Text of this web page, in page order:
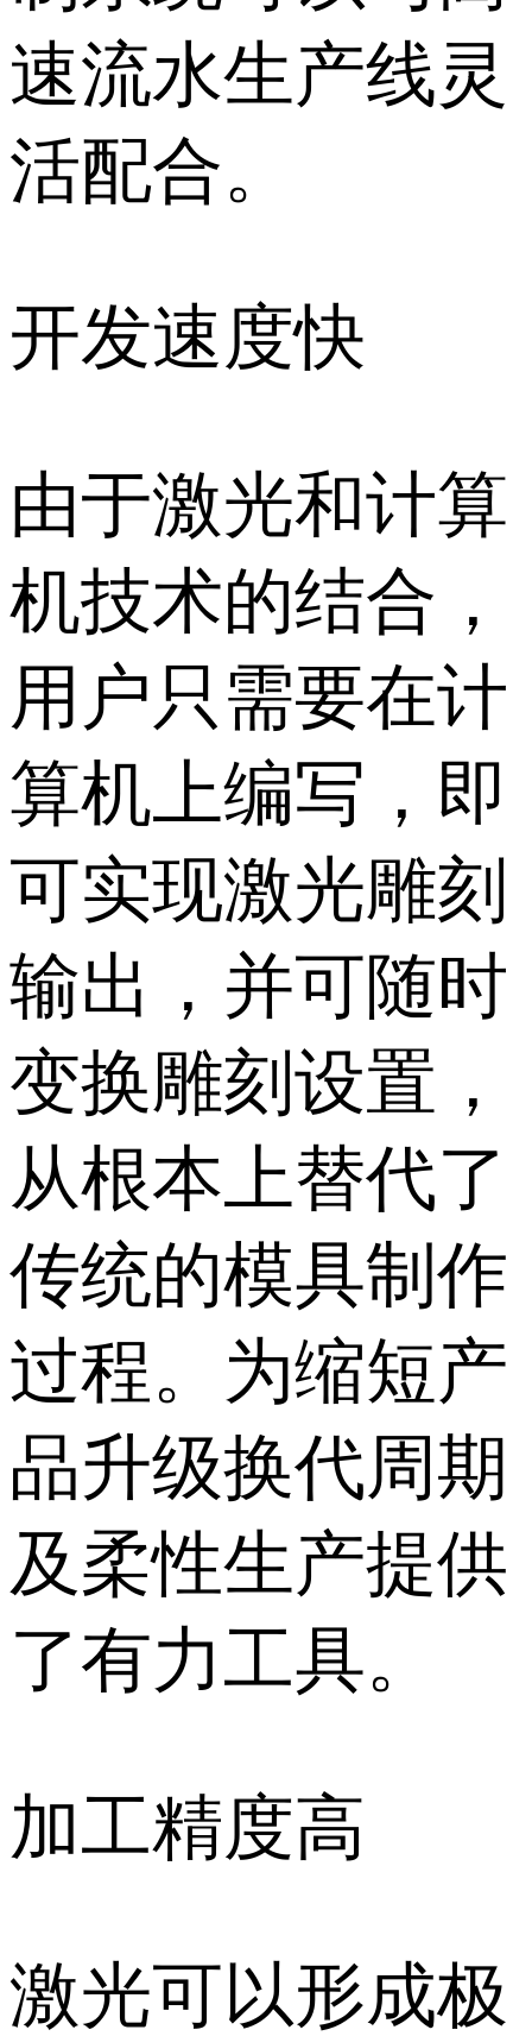
速流水生产线灵
活配合。
开发速度快
由于激光和计算
机技术的结合，
用户只需要在计
算机上编写，即
可实现激光雕刻
输出，并可随时
变换雕刻设置，
从根本上替代了
传统的模具制作
过程。为缩短产
品升级换代周期
及柔性生产提供
了有力工具。
加工精度高
激光可以形成极